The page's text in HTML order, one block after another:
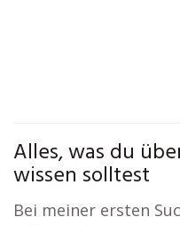
Alles, was du
wissen solltest
Bei meiner ersten